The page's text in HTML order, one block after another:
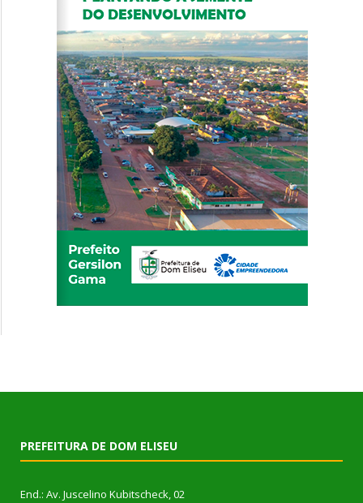
PREFEITURA DE DOM ELISEU
End.: Av. Juscelino Kubitscheck, 02